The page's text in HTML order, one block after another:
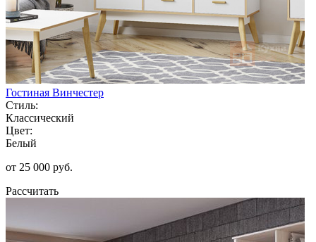
Гостиная Винчестер
Стиль:
Классический
Цвет:
Белый
от 25 000 руб.
Рассчитать